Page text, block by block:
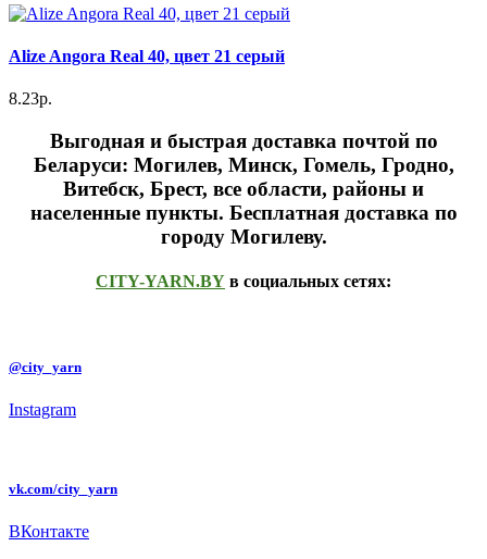
Alize Angora Real 40, цвет 21 серый
8.23р.
Выгодная и быстрая доставка почтой по
Беларуси: Могилев, Минск, Гомель, Гродно,
Витебск, Брест, все области, районы и
населенные пункты. Бесплатная доставка по
городу Могилеву.
CITY-YARN.BY в социальных сетях:
@city_yarn
Instagram
vk.com/city_yarn
ВКонтакте